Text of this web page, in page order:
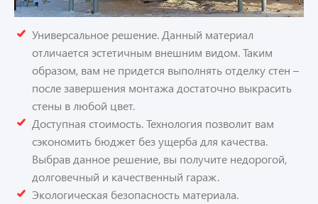
Универсальное решение. Данный материал
отличается эстетичным внешним видом. Таким
образом, вам не придется выполнять отделку стен –
после завершения монтажа достаточно выкрасить
стены в любой цвет.
Доступная стоимость. Технология позволит вам
сэкономить бюджет без ущерба для качества.
Выбрав данное решение, вы получите недорогой,
долговечный и качественный гараж.
Экологическая безопасность материала.